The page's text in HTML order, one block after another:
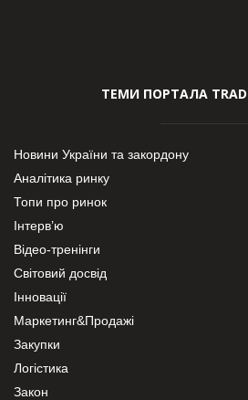
ТЕМИ ПОРТАЛА
Новини України та закордону
Аналітика ринку
Топи про ринок
Інтерв’ю
Відео-тренінги
Світовий досвід
Інновації
Маркетинг&Продажі
Закупки
Логістика
Закон